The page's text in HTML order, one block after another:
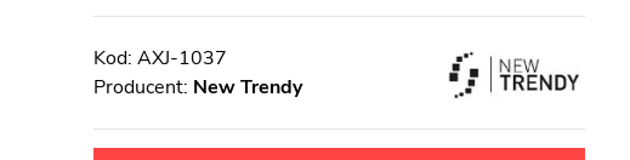
AXJ-1037
Producent: New Trendy